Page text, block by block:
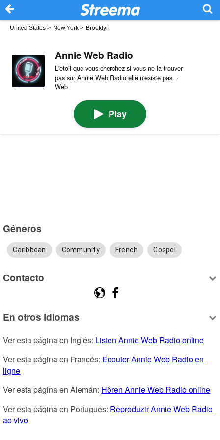
United States > New York > Brooklyn
Annie Web Radio
L'etoil que vous cherchez si vous ne la trouver
pas sur Annie Web Radio elle n'existe pas. ·
Web
Play
Géneros
Caribbean Community French Gospel
Contacto
En otros idiomas
Ver esta página en Inglés: Listen Annie Web Radio online
Ver esta página en Francés: Ecouter Annie Web Radio en
ligne
Ver esta página en Alemán: Hören Annie Web Radio online
Ver esta página en Portugues: Reproduzir Annie Web Radio
ao vivo